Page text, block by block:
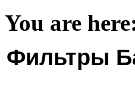
You are
Фильтры